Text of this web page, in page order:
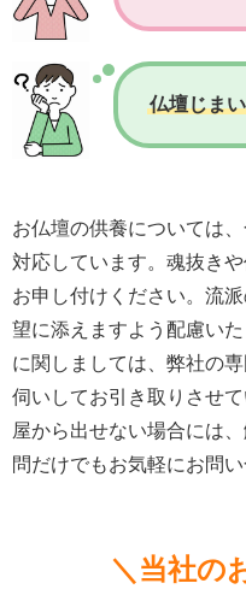
仏壇じま
お仏壇の供養については
対応しています。魂抜き
お申し付けください。流
望に添えますよう配慮い
に関しましては、弊社の
伺いしてお引き取りさせ
屋から出せない場合には
問だけでもお気軽にお問い
＼当社の